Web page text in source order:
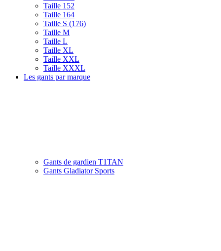
Taille 152
Taille 164
Taille S (176)
Taille M
Taille L
Taille XL
Taille XXL
Taille XXXL
Les gants par marque
Gants de gardien T1TAN
Gants Gladiator Sports